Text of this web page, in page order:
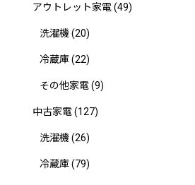
アウトレット家電(49)
洗濯機 (20)
冷蔵庫(22)
その他家電(9)
中古家電(127)
洗濯機 (26)
冷蔵庫(79)